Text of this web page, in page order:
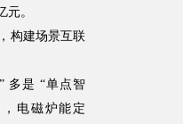
。
构建场景互联
多是 “单点智
电磁炉能定